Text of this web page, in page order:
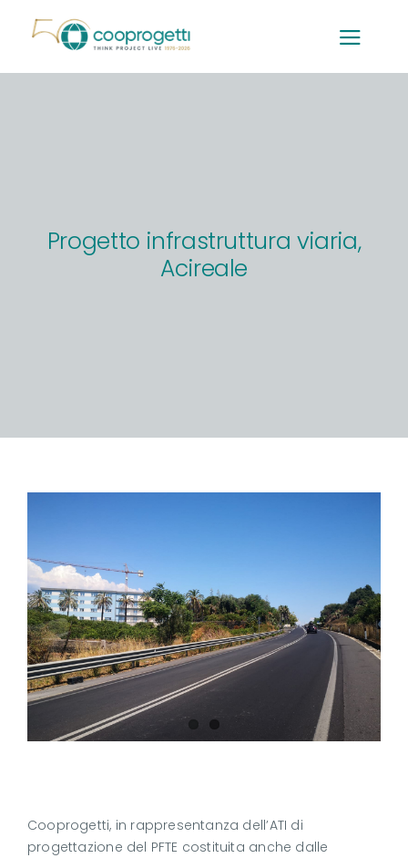
contenuto
Progetto infrastruttura viaria,
Acireale
Cooprogetti, in rappresentanza dell’ATI di
progettazione del PFTE costituita anche dalle